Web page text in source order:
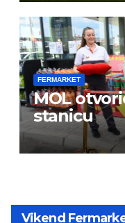
FERMARKET
MOL
stanicu
Vikend